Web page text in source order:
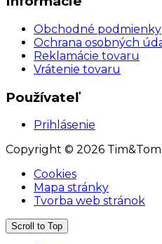
Obchodné podmienky
Ochrana osobných
Reklamácie tovaru
Vrátenie tovaru
Používateľ
Prihlásenie
Copyright © 2026
Cookies
Mapa stránky
Tvorba web stránok
Scroll to Top